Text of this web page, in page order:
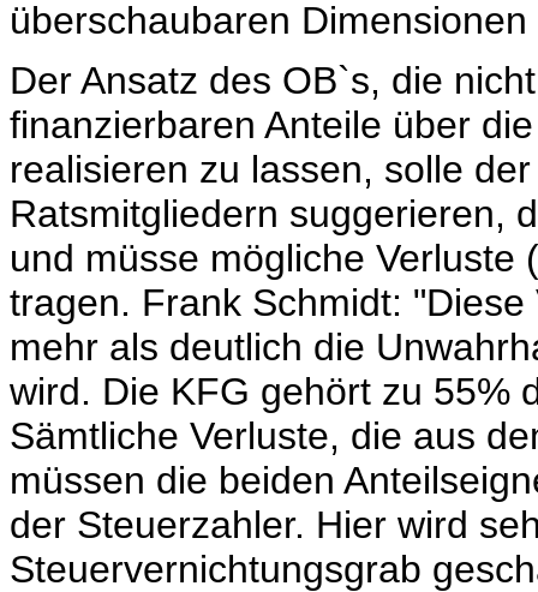
überschaubaren
Der Ansatz des OB`s, die
finanzierbaren Anteile über
realisieren zu lassen, solle
Ratsmitgliedern suggerieren,
und müsse mögliche
tragen. Frank Schmidt:
mehr als deutlich die
wird. Die KFG gehört zu 55%
Sämtliche Verluste, die aus
müssen die beiden
der Steuerzahler. Hier wird
Steuervernichtungsgrab